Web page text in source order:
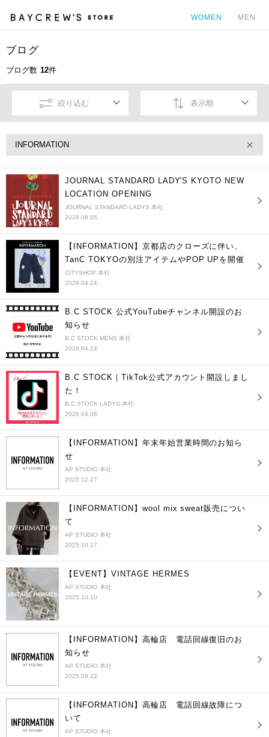
WOMEN MEN
ブログ
ブログ数 12件
絞り込む 表示順
INFORMATION
JOURNAL STANDARD LADY'S KYOTO NEW
LOCATION OPENING
JOURNAL STANDARD LADYS 本社
2026.08.05
【INFORMATION】京都店のクローズに伴い、
TanC TOKYOの別注アイテムやPOP UPを開催
CITYSHOP 本社
2026.04.24
B.C STOCK 公式YouTubeチャンネル開設のお
知らせ
B.C STOCK MENS 本社
2026.04.24
B.C STOCK｜TikTok公式アカウント開設しまし
た！
B.C STOCK LADYS 本社
2026.04.06
【INFORMATION】年末年始営業時間のお知ら
せ
AP STUDIO 本社
2025.12.27
【INFORMATION】wool mix sweat販売につい
て
AP STUDIO 本社
2025.10.17
【EVENT】VINTAGE HERMES
AP STUDIO 本社
2025.10.10
【INFORMATION】高輪店 電話回線復旧のお
知らせ
AP STUDIO 本社
2025.09.22
【INFORMATION】高輪店 電話回線故障につ
いて
AP STUDIO 本社